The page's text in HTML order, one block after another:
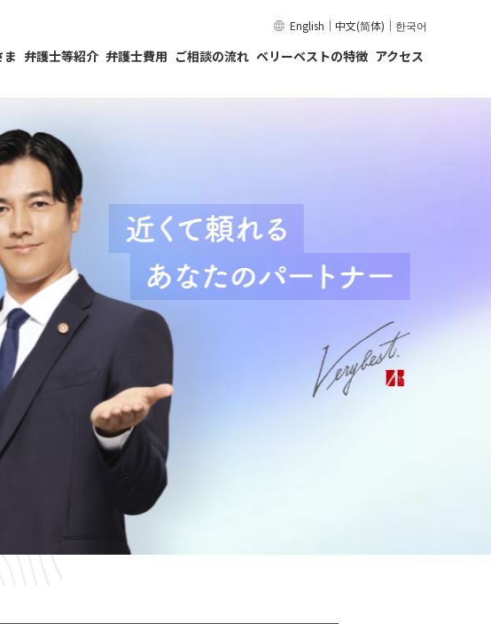
English ｜ 中文(简体) ｜ 한국어
弁護士等紹介 弁護士費用 ご相談の流れ ベリーベストの特徴 アクセス